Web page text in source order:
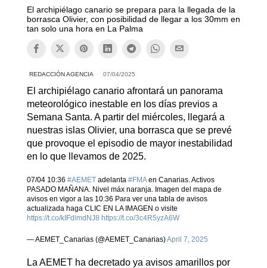
El archipiélago canario se prepara para la llegada de la
borrasca Olivier, con posibilidad de llegar a los 30mm en
tan solo una hora en La Palma
REDACCIÓN AGENCIA 07/04/2025
El archipiélago canario afrontará un panorama
meteorológico inestable en los días previos a
Semana Santa. A partir del miércoles, llegará a
nuestras islas Olivier, una borrasca que se prevé
que provoque el episodio de mayor inestabilidad
en lo que llevamos de 2025.
07/04 10:36 #AEMETadelanta #FMAen Canarias. Activos
PASADO MAÑANA. Nivel máx naranja. Imagen del mapa de
avisos en vigor a las 10:36 Para ver una tabla de avisos
actualizada haga CLIC EN LA IMAGEN o visite
https://t.co/kIFdlmdNJ8 https://t.co/3c4R5yzA6W
— AEMET_Canarias (@AEMET_Canarias)April 7, 2025
La AEMET ha decretado ya avisos amarillos por